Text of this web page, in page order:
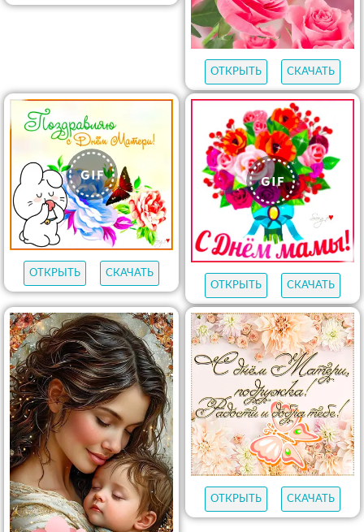
ОТКРЫТЬ СКАЧАТЬ
ОТКРЫТЬ
СКАЧАТЬ
ОТКРЫТЬ
СКАЧАТЬ
ОТКРЫТЬ СКАЧАТЬ